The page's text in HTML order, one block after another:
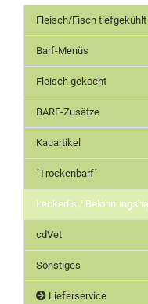
Fleisch/Fisch tiefgekühlt
Barf-Menüs
Fleisch gekocht
BARF-Zusätze
Kauartikel
´Trockenbarf´
Leckerlis /
cdVet
Sonstiges
Lieferservice